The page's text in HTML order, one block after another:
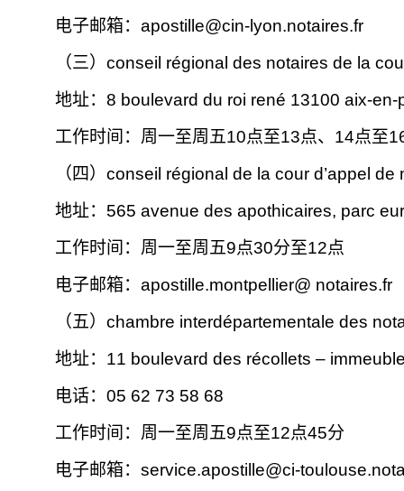
电子邮箱： apostille@cin-lyon.notaires.fr
（三） conseil régional des notaires de la
地址：8 boulevard du roi rené 13100 aix-en-
工作时间：周一至周五10点至13点、14点至
（四） conseil régional de la cour d’appel de
地址：565 avenue des apothicaires, parc
工作时间：周一至周五9点30分至12点
电子邮箱：apostille.montpellier@ notaires.fr
（五） chambre interdépartementale des
地址： 11 boulevard des récollets –
电话：05 62 73 58 68
工作时间：周一至周五9点至12点45分
电子邮箱： service.apostille@ci-